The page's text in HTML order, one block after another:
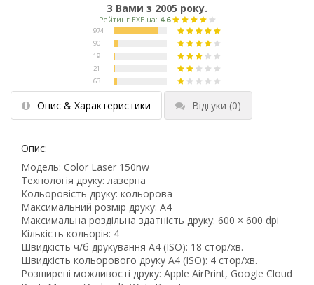
З Вами з 2005 року.
Опис & Характеристики Відгуки (0)
Опис:
Модель: Color Laser 150nw
Технологія друку: лазерна
Кольоровість друку: кольорова
Максимальний розмір друку: A4
Максимальна роздільна здатність друку: 600 × 600 dpi
Кількість кольорів: 4
Швидкість ч/б друкування A4 (ISO): 18 стор/хв.
Швидкість кольорового друку A4 (ISO): 4 стор/хв.
Розширені можливості друку: Apple AirPrint, Google Cloud